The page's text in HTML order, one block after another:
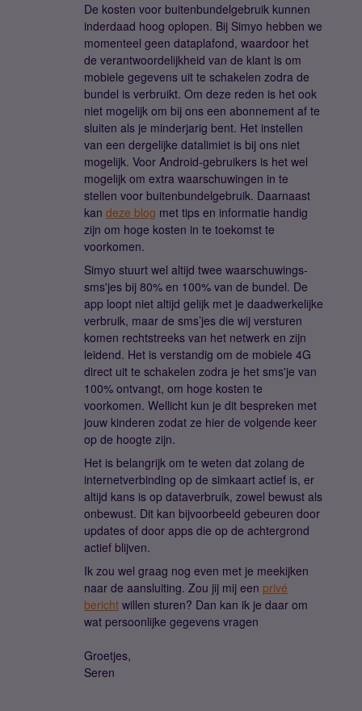
De kosten voor buitenbundelgebruik kunnen
inderdaad hoog oplopen. Bij Simyo hebben we
momenteel geen dataplafond, waardoor het
de verantwoordelijkheid van de klant is om
mobiele gegevens uit te schakelen zodra de
bundel is verbruikt. Om deze reden is het ook
niet mogelijk om bij ons een abonnement af te
sluiten als je minderjarig bent. Het instellen
van een dergelijke datalimiet is bij ons niet
mogelijk. Voor Android-gebruikers is het wel
mogelijk om extra waarschuwingen in te
stellen voor buitenbundelgebruik. Daarnaast
kan deze blog met tips en informatie handig
zijn om hoge kosten in te toekomst te
voorkomen.
Simyo stuurt wel altijd twee waarschuwings-
sms'jes bij 80% en 100% van de bundel. De
app loopt niet altijd gelijk met je daadwerkelijke
verbruik, maar de sms’jes die wij versturen
komen rechtstreeks van het netwerk en zijn
leidend. Het is verstandig om de mobiele 4G
direct uit te schakelen zodra je het sms'je van
100% ontvangt, om hoge kosten te
voorkomen. Wellicht kun je dit bespreken met
jouw kinderen zodat ze hier de volgende keer
op de hoogte zijn.
Het is belangrijk om te weten dat zolang de
internetverbinding op de simkaart actief is, er
altijd kans is op dataverbruik, zowel bewust als
onbewust. Dit kan bijvoorbeeld gebeuren door
updates of door apps die op de achtergrond
actief blijven.
Ik zou wel graag nog even met je meekijken
naar de aansluiting. Zou jij mij een privé
bericht willen sturen? Dan kan ik je daar om
wat persoonlijke gegevens vragen
Groetjes,
Seren